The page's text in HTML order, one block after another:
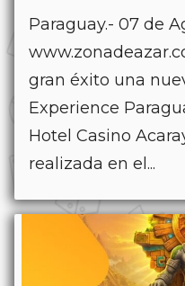
Paraguay.- 07 de
gran éxito una
Experience
Hotel Casino
realizada en el...